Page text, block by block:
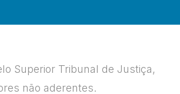
Superior Tribunal de Justiça,
não aderentes.